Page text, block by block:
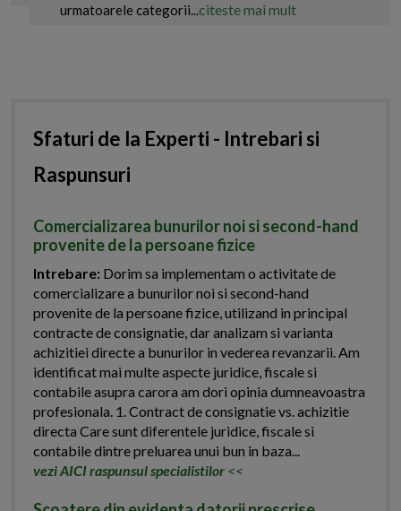
urmatoarele categorii...citeste mai mult
Sfaturi de la Experti - Intrebari si
Raspunsuri
Comercializarea bunurilor noi si second-hand
provenite de la persoane fizice
Intrebare: Dorim sa implementam o activitate de
comercializare a bunurilor noi si second-hand
provenite de la persoane fizice, utilizand in principal
contracte de consignatie, dar analizam si varianta
achizitiei directe a bunurilor in vederea revanzarii. Am
identificat mai multe aspecte juridice, fiscale si
contabile asupra carora am dori opinia dumneavoastra
profesionala. 1. Contract de consignatie vs. achizitie
directa Care sunt diferentele juridice, fiscale si
contabile dintre preluarea unui bun in baza...
vezi AICI raspunsul specialistilor <<